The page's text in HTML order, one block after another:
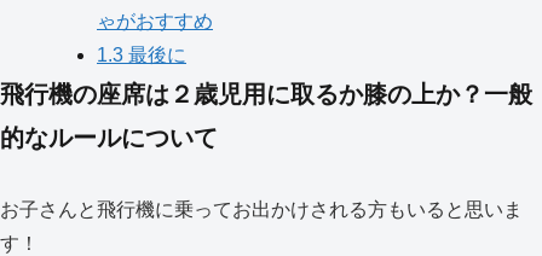
ゃがおすすめ
1.3 最後に
飛行機の座席は２歳児用に取るか膝の上か？一般
的なルールについて
お子さんと飛行機に乗ってお出かけされる方もいると思いま
す！